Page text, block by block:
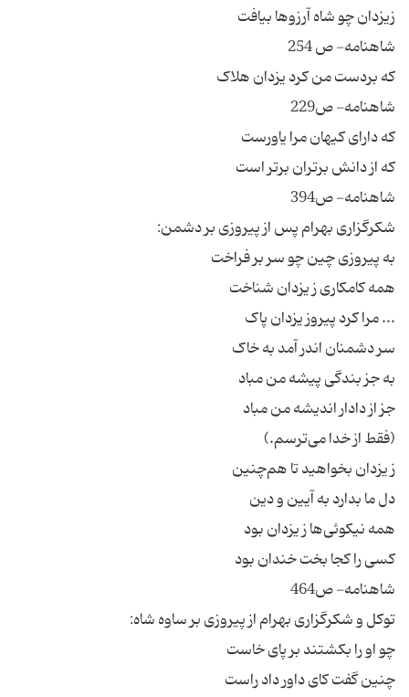
زیزدان چو شاه آرزوها بیافت
شاهنامه- ص 254
که بردست من کرد یزدان هلاک
شاهنامه- ص229
که دارای کیهان مرا یاورست
که از دانش برتران برتر است
شاهنامه- ص394
شکرگزاری بهرام پس از پیروزی بر دشمن:
به پیروزی چین‌ چو سر بر فراخت
همه کامکاری ز یزدان شناخت
... مرا کرد پیروز یزدان پاک
سر دشمنان اندر آمد به خاک
به جز بندگی پیشه من مباد
جز از دادار اندیشه من مباد
(فقط از خدا می‌ترسم.)
ز یزدان بخواهید تا هم‌چنین
دل ما بدارد به آیین و دین
همه نیکوئی‌ها ز یزدان بود
کسی را کجا بخت خندان بود
شاهنامه- ص464
توکل و شکرگزاری بهرام از پیروزی بر ساوه شاه:
چو او را بکشتند بر پای خاست
چنین گفت کای داور داد راست